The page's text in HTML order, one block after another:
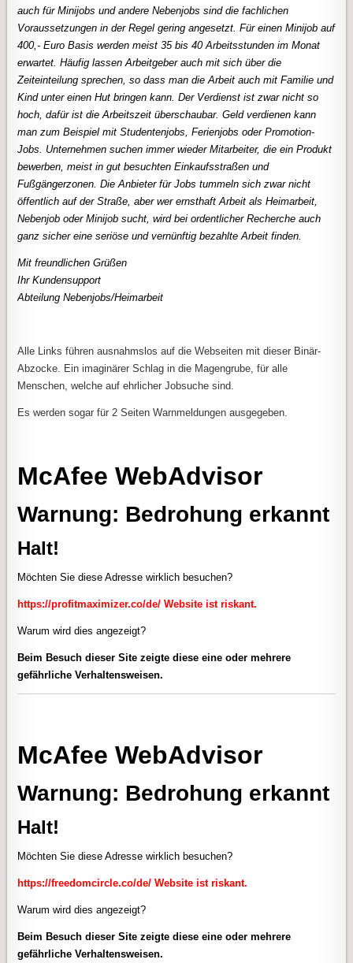
auch für Minijobs und andere Nebenjobs sind die fachlichen
Voraussetzungen in der Regel gering angesetzt. Für einen Minijob auf
400,- Euro Basis werden meist 35 bis 40 Arbeitsstunden im Monat
erwartet. Häufig lassen Arbeitgeber auch mit sich über die
Zeiteinteilung sprechen, so dass man die Arbeit auch mit Familie und
Kind unter einen Hut bringen kann. Der Verdienst ist zwar nicht so
hoch, dafür ist die Arbeitszeit überschaubar. Geld verdienen kann
man zum Beispiel mit Studentenjobs, Ferienjobs oder Promotion-
Jobs. Unternehmen suchen immer wieder Mitarbeiter, die ein Produkt
bewerben, meist in gut besuchten Einkaufsstraßen und
Fußgängerzonen. Die Anbieter für Jobs tummeln sich zwar nicht
öffentlich auf der Straße, aber wer ernsthaft Arbeit als Heimarbeit,
Nebenjob oder Minijob sucht, wird bei ordentlicher Recherche auch
ganz sicher eine seriöse und vernünftig bezahlte Arbeit finden.
Mit freundlichen Grüßen
Ihr Kundensupport
Abteilung Nebenjobs/Heimarbeit
Alle Links führen ausnahmslos auf die Webseiten mit dieser Binär-
Abzocke. Ein imaginärer Schlag in die Magengrube, für alle
Menschen, welche auf ehrlicher Jobsuche sind.
Es werden sogar für 2 Seiten Warnmeldungen ausgegeben.
McAfee WebAdvisor
Warnung: Bedrohung erkannt
Halt!
Möchten Sie diese Adresse wirklich besuchen?
https://profitmaximizer.co/de/ Website ist riskant.
Warum wird dies angezeigt?
Beim Besuch dieser Site zeigte diese eine oder mehrere
gefährliche Verhaltensweisen.
McAfee WebAdvisor
Warnung: Bedrohung erkannt
Halt!
Möchten Sie diese Adresse wirklich besuchen?
https://freedomcircle.co/de/ Website ist riskant.
Warum wird dies angezeigt?
Beim Besuch dieser Site zeigte diese eine oder mehrere
gefährliche Verhaltensweisen.